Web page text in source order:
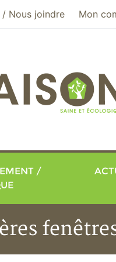
principal
Nous joindre Mon
/